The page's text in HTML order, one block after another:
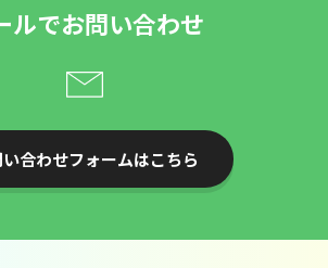
ルでお問い合わせ
合わせフォームはこちら